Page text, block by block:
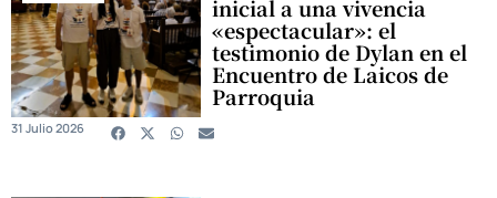
inicial a una vivencia
«espectacular»: el
testimonio de Dylan en el
Encuentro de Laicos de
Parroquia
31 Julio 2026